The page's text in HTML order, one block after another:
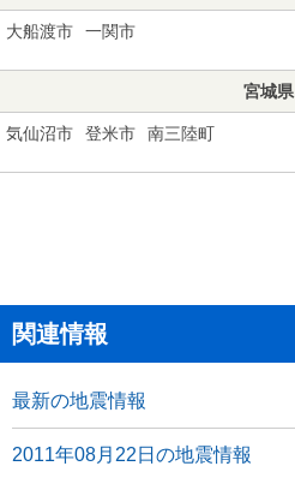
大船渡市 一関市
宮城県
気仙沼市 登米市 南三陸町
関連情報
最新の地震情報
2011年08月22日の地震情報